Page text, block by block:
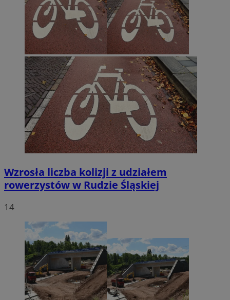
Wzrosła liczba kolizji z udziałem
rowerzystów w Rudzie Śląskiej
14